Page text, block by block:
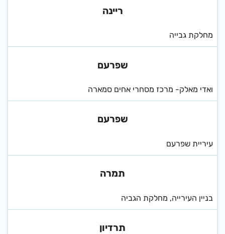
ריינה
מחלקת גבייה
שפרעם
ואדי מאלק- מרכז מסחרי אחים סמארה
שפרעם
עיריית שפרעם
תמרה
בניין העירייה, מחלקת הגביה
תרדיון